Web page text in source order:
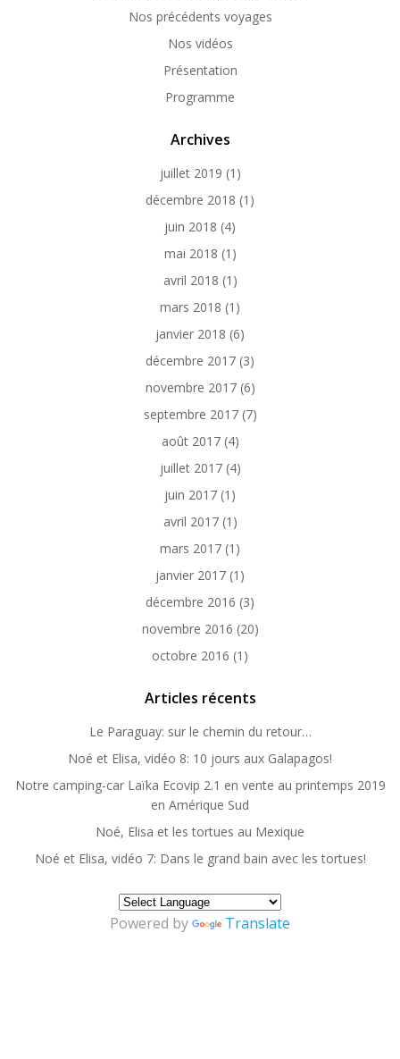
Nos précédents voyages
Nos vidéos
Présentation
Programme
Archives
juillet 2019 (1)
décembre 2018 (1)
juin 2018 (4)
mai 2018 (1)
avril 2018 (1)
mars 2018 (1)
janvier 2018 (6)
décembre 2017 (3)
novembre 2017(6)
septembre 2017(7)
août 2017(4)
juillet 2017(4)
juin 2017 (1)
avril 2017(1)
mars 2017 (1)
janvier 2017 (1)
décembre 2016 (3)
novembre 2016 (20)
octobre 2016 (1)
Articles récents
Le Paraguay: sur le chemin du retour…
Noé et Elisa, vidéo 8: 10 jours aux Galapagos!
Notre camping-car Laïka Ecovip 2.1 en vente au printemps 2019
en Amérique Sud
Noé, Elisa et les tortues au Mexique
Noé et Elisa, vidéo 7: Dans le grand bain avec les tortues!
Powered by Translate